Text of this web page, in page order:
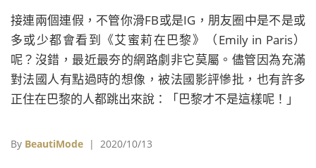
接連兩個連假，不管你滑FB或是IG，朋友圈中是不是或
多或少都會看到《艾蜜莉在巴黎》（Emily in Paris）
呢？沒錯，最近最夯的網路劇非它莫屬。儘管因為充滿
對法國人有點過時的想像，被法國影評慘批，也有許多
正住在巴黎的人都跳出來說：「巴黎才不是這樣呢！」
By BeautiMode | 2020/10/13